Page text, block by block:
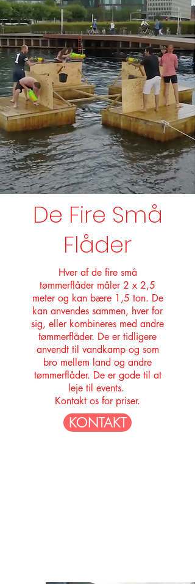
De Fire Små
Flåder
Hver af de fire små
tømmerflåder måler 2 x 2,5
meter og kan bære 1,5 ton. De
kan anvendes sammen, hver for
sig, eller kombineres med andre
tømmerflåder. De er tidligere
anvendt til vandkamp og som
bro mellem land og andre
tømmerflåder. De er gode til at
leje til events.
Kontakt os for priser.
KONTAKT